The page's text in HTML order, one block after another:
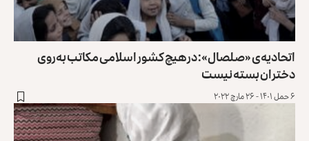
اتحادیه‌ی «صلصال»: در هیچ کشور اسلامی مکاتب به‌روی
دختران بسته نیست
۶ حمل ۱۴۰۱ - ۲۶ مارچ ۲۰۲۲